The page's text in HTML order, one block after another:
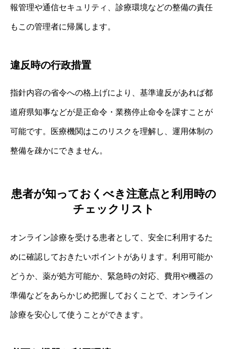
報管理や通信セキュリティ、診療環境などの整備の責任
もこの管理者に帰属します。
違反時の行政措置
指針内容の省令への格上げにより、基準違反があれば都
道府県知事などが是正命令・業務停止命令を課すことが
可能です。医療機関はこのリスクを理解し、運用体制の
整備を疎かにできません。
患者が知っておくべき注意点と利用時の
チェックリスト
オンライン診療を受ける患者として、安全に利用するた
めに確認しておきたいポイントがあります。利用可能か
どうか、薬が処方可能か、緊急時の対応、費用や機器の
準備などをあらかじめ把握しておくことで、オンライン
診療を安心して使うことができます。